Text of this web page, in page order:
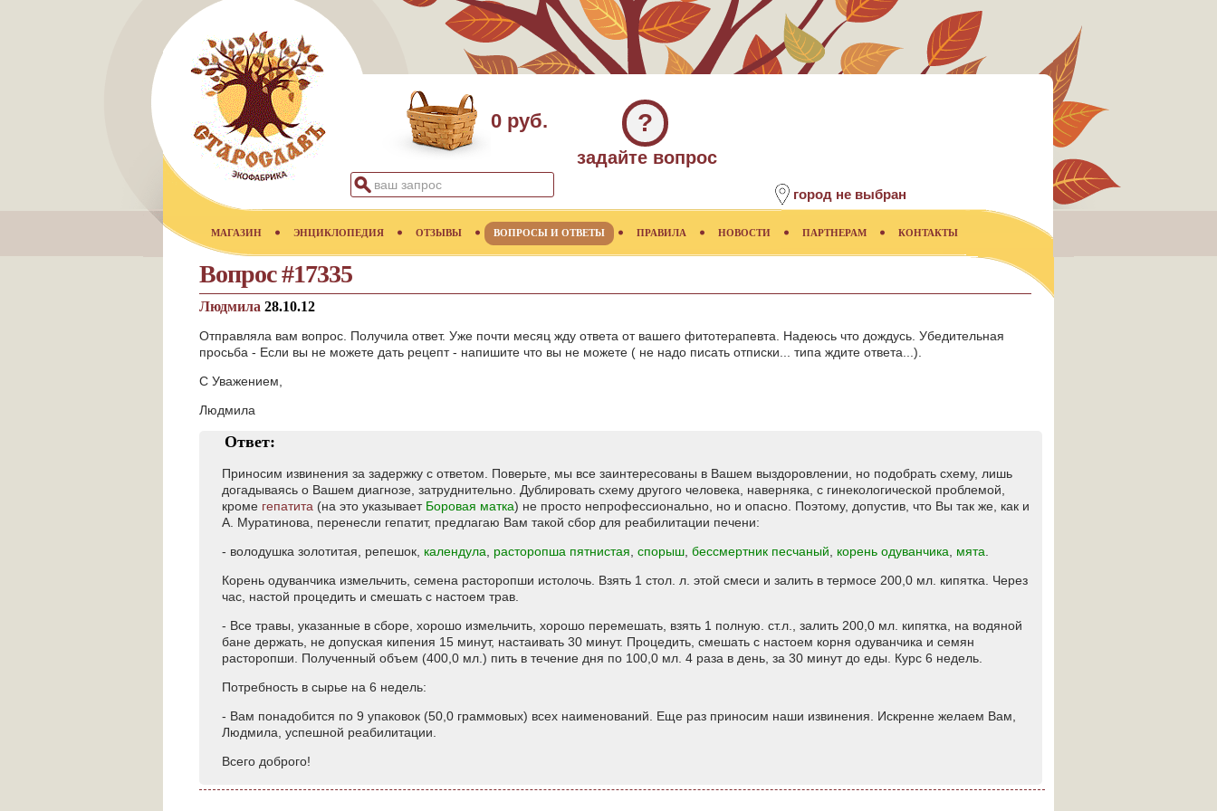
0 руб. ?
задайте вопрос
город не выбран
МАГАЗИН ЭНЦИКЛОПЕДИЯ ОТЗЫВЫ ВОПРОСЫ И ОТВЕТЫ ПРАВИЛА НОВОСТИ ПАРТНЕРАМ КОНТАКТЫ
Вопрос #17335
Людмила 28.10.12
Отправляла вам вопрос. Получила ответ. Уже почти месяц жду ответа от вашего фитотерапевта. Надеюсь что дождусь. Убедительная
просьба - Если вы не можете дать рецепт - напишите что вы не можете ( не надо писать отписки... типа ждите ответа...).
С Уважением,
Людмила
Ответ:
Приносим извинения за задержку с ответом. Поверьте, мы все заинтересованы в Вашем выздоровлении, но подобрать схему, лишь
догадываясь о Вашем диагнозе, затруднительно. Дублировать схему другого человека, наверняка, с гинекологической проблемой,
кроме гепатита (на это указывает Боровая матка) не просто непрофессионально, но и опасно. Поэтому, допустив, что Вы так же, как и
А. Муратинова, перенесли гепатит, предлагаю Вам такой сбор для реабилитации печени:
- володушка золотитая, репешок, календула расторопша пятнистая спорыш бессмертник песчаный корень одуванчика мята
Корень одуванчика измельчить, семена расторопши истолочь. Взять 1 стол. л. этой смеси и залить в термосе 200,0 мл. кипятка. Через
час, настой процедить и смешать с настоем трав.
- Все травы, указанные в сборе, хорошо измельчить, хорошо перемешать, взять 1 полную. ст.л., залить 200,0 мл. кипятка, на водяной
бане держать, не допуская кипения 15 минут, настаивать 30 минут. Процедить, смешать с настоем корня одуванчика и семян
расторопши. Полученный объем (400,0 мл.) пить в течение дня по 100,0 мл. 4 раза в день, за 30 минут до еды. Курс 6 недель.
Потребность в сырье на 6 недель:
- Вам понадобится по 9 упаковок (50,0 граммовых) всех наименований. Еще раз приносим наши извинения. Искренне желаем Вам,
Людмила, успешной реабилитации.
Всего доброго!